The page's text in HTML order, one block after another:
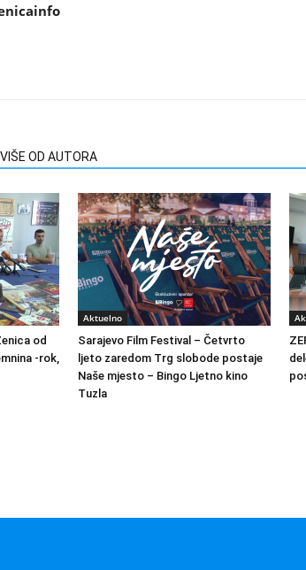
VIŠE OD AUTORA
od
-rok,
Aktuelno
Sarajevo Film Festival – Četvrto
ljeto zaredom Trg slobode postaje
Naše mjesto – Bingo Ljetno kino
Tuzla